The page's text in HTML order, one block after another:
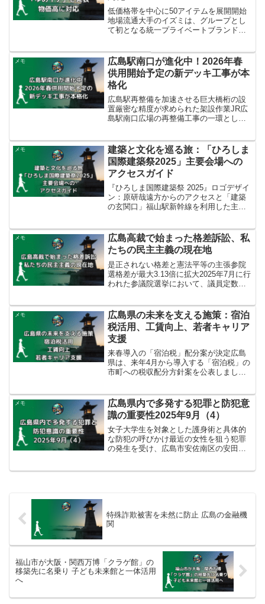
低価格帯を中心に50アイテムを展開開始
地場流通大手のイズミは、グループとし
て初となる統一プライベートブランド
売を開始します。ブランド名「ゆめイ
チ」には、価格も品質...
メモ
広島駅南口が進化中！2026年春
供用開始予定の新デッキ工事が本
格化
広島駅再整備を加速させる巨大橋桁の設
置厳密な精度が求められた架設作業JR広
島駅南口広場の再整備工事の一環とし
デッキ）の橋桁取り付け工事が、2025年
10月7日未明に行...
メモ
建築と文化を巡る旅：「ひろしま
国際建築祭2025」主要会場への
アクセスガイド
『ひろしま国際建築祭 2025』ロゴデザイ
ン：原研哉遠方からのアクセスと「建築
の玄関口」福山駅新幹線を利用した主要
福山市は、山陽新幹線の停車駅であるJR
福山駅を玄...
メモ
広島高裁で始まった格差訴訟、私
たちの民主主義の現在地
是正されない格差と憲法平等の主張参院
選格差が最大3.13倍に拡大2025年7月に行
われた参議院選挙において、議員定数が
弁護士らが選挙無効を求めた裁判が広島
高裁で開始され...
メモ
広島県の未来を支える施策：宿泊
税活用、工賃向上、若者キャリア
支援
来春導入の「宿泊税」配分案が決定広島
県は、来年4月から導入する「宿泊税」の
市町への税収配分方針案を公表しまし
が課税されるものです。県の試算による
と、来年度の税収は...
メモ
広島県内で多発する犯罪と防犯意
識の重要性2025年9月（4）
女子大学生を対象とした護身術と具体的
な防犯の呼びかけ最近の女性を狙う犯罪
の発生を受け、広島市安佐南区の安田女
特殊詐欺被害を未然に防止 広島の金融機
関
福山市が大阪・関西万博「クラゲ館」の
移築先に名乗り 子ども未来館と一体活用
へ